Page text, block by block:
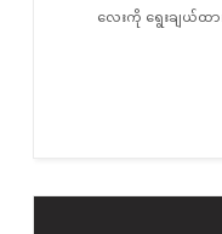
လေးကို ရွေးချယ်